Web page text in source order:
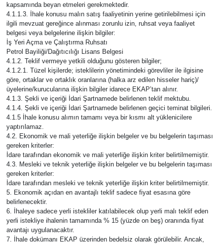
kapsamında beyan etmeleri gerekmektedir.
4.1.1.3. İhale konusu malın satış faaliyetinin yerine getirilebilmesi için
ilgili mevzuat gereğince alınması zorunlu izin, ruhsat veya faaliyet
belgesi veya belgelerine ilişkin bilgiler:
İş Yeri Açma ve Çalıştırma Ruhsatı
Petrol Bayiliği/Dağıtıcılığı Lisans Belgesi
4.1.2. Teklif vermeye yetkili olduğunu gösteren bilgiler;
4.1.2.1. Tüzel kişilerde; isteklilerin yönetimindeki görevliler ile ilgisine
göre, ortaklar ve ortaklık oranlarına (halka arz edilen hisseler hariç)/
üyelerine/kurucularına ilişkin bilgiler idarece EKAP’tan alınır.
4.1.3. Şekli ve içeriği İdari Şartnamede belirlenen teklif mektubu.
4.1.4. Şekli ve içeriği İdari Şartnamede belirlenen geçici teminat bilgileri.
4.1.5 İhale konusu alımın tamamı veya bir kısmı alt yüklenicilere
yaptırılamaz.
4.2. Ekonomik ve mali yeterliğe ilişkin belgeler ve bu belgelerin taşıması
gereken kriterler:
İdare tarafından ekonomik ve mali yeterliğe ilişkin kriter belirtilmemiştir.
4.3. Mesleki ve teknik yeterliğe ilişkin belgeler ve bu belgelerin taşıması
gereken kriterler:
İdare tarafından mesleki ve teknik yeterliğe ilişkin kriter belirtilmemiştir.
5. Ekonomik açıdan en avantajlı teklif sadece fiyat esasına göre
belirlenecektir.
6. İhaleye sadece yerli istekliler katılabilecek olup yerli malı teklif eden
yerli istekliye ihalenin tamamında % 15 (yüzde on beş) oranında fiyat
avantajı uygulanacaktır.
7. İhale dokümanı EKAP üzerinden bedelsiz olarak görülebilir. Ancak,